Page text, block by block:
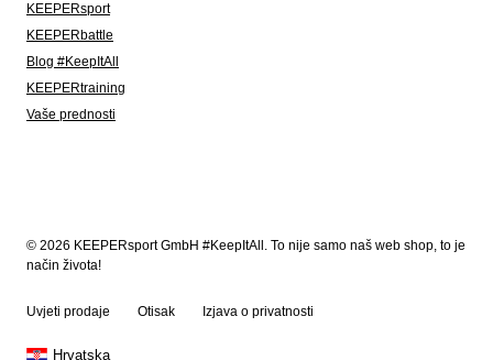
KEEPERsport
KEEPERbattle
Blog #KeepItAll
KEEPERtraining
Vaše prednosti
© 2026 KEEPERsport GmbH #KeepItAll. To nije samo naš web shop, to je
način života!
Uvjeti prodaje Otisak Izjava o privatnosti
Hrvatska